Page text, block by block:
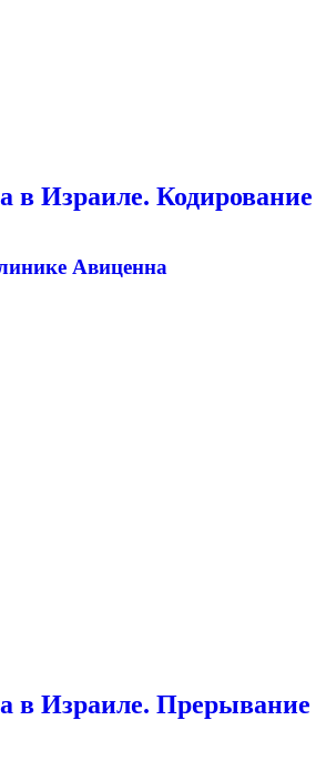
в Израиле.
Авиценна
в Израиле.